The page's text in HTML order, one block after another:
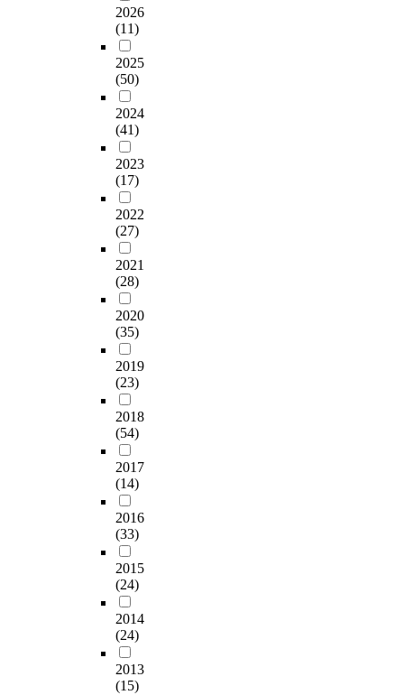
2026
(11)
2025
(50)
2024
(41)
2023
(17)
2022
(27)
2021
(28)
2020
(35)
2019
(23)
2018
(54)
2017
(14)
2016
(33)
2015
(24)
2014
(24)
2013
(15)